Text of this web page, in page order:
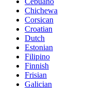
Chichewa
Corsican
Croatian
Dutch
Estonian
Filipino
Finnish
Frisian
Galician